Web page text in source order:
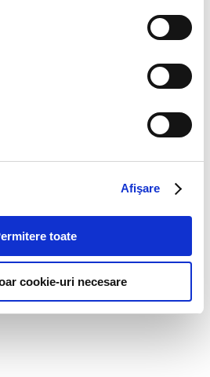
Afişare
toate
cookie-uri necesare